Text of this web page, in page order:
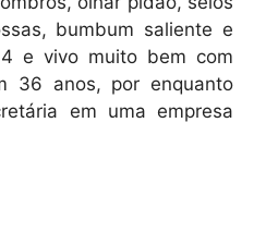
bumbum saliente e
e vivo muito bem com
36 anos, por enquanto
em uma empresa